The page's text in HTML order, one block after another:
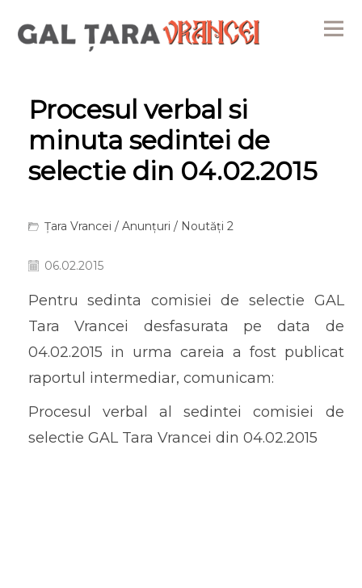
Procesul verbal si
minuta sedintei de
selectie din 04.02.2015
Țara Vrancei / Anunțuri / Noutăți 2
06.02.2015
Pentru sedinta comisiei de selectie GAL
Tara Vrancei desfasurata pe data de
04.02.2015 in urma careia a fost publicat
raportul intermediar, comunicam:
Procesul verbal al sedintei comisiei de
selectie GAL Tara Vrancei din 04.02.2015